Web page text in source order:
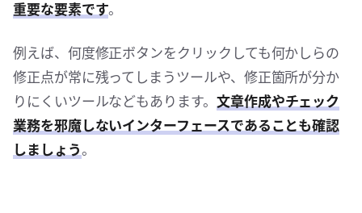
重要な要素です。
例えば、何度修正ボタンをクリックしても何かしらの
修正点が常に残ってしまうツールや、修正箇所が分か
りにくいツールなどもあります。 文章作成やチェック
業務を邪魔しないインターフェースであることも確認
しましょう。